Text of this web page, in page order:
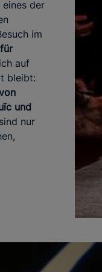
der
im
auf
bleibt:
und
nur